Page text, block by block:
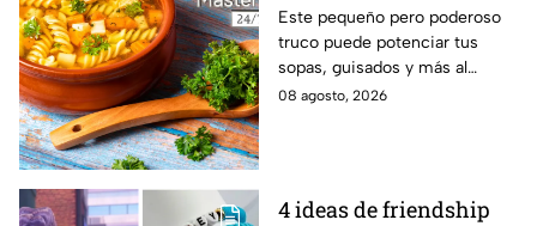
de las abuelas para
darle sabor extra al
caldillo
Este pequeño pero poderoso
truco puede potenciar tus
sopas, guisados y más al
máximo.
08 agosto, 2026
4 ideas de friendship